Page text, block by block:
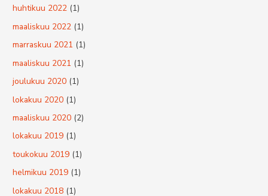
huhtikuu 2022 (1)
maaliskuu 2022 (1)
marraskuu 2021 (1)
maaliskuu 2021 (1)
joulukuu 2020 (1)
lokakuu 2020 (1)
maaliskuu 2020 (2)
lokakuu 2019 (1)
toukokuu 2019 (1)
helmikuu 2019 (1)
lokakuu 2018 (1)